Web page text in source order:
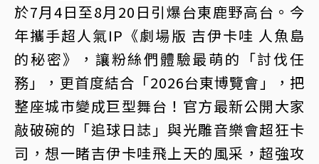
於7月4日至8月20日引爆台東鹿野高台。今
年攜手超人氣IP《劇場版 吉伊卡哇 人魚島
的秘密》，讓粉絲們體驗最萌的「討伐任
務」，更首度結合「2026台東博覽會」，把
整座城市變成巨型舞台！官方最新公開大家
敲破碗的「追球日誌」與光雕音樂會超狂卡
司，想一睹吉伊卡哇飛上天的風采，超強攻